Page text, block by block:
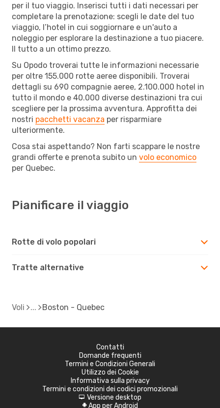
per il tuo viaggio. Inserisci tutti i dati necessari per
completare la prenotazione: scegli le date del tuo
viaggio, l’hotel in cui soggiornare e un'auto a
noleggio per esplorare la destinazione a tuo piacere.
Il tutto a un ottimo prezzo.
Su Opodo troverai tutte le informazioni necessarie
per oltre 155.000 rotte aeree disponibili. Troverai
dettagli su 690 compagnie aeree, 2.100.000 hotel in
tutto il mondo e 40.000 diverse destinazioni tra cui
scegliere per la prossima avventura. Approfitta dei
nostri pacchetti vacanza per risparmiare
ulteriormente.
Cosa stai aspettando? Non farti scappare le nostre
grandi offerte e prenota subito un volo economico
per Quebec.
Pianificare il viaggio
Rotte di volo popolari
Tratte alternative
Voli Boston - Quebec
Contatti
Domande frequenti
Termini e Condizioni Generali
Utilizzo dei Cookie
Informativa sulla privacy
Termini e condizioni dei codici promozionali
d Versione desktop
A App per Android